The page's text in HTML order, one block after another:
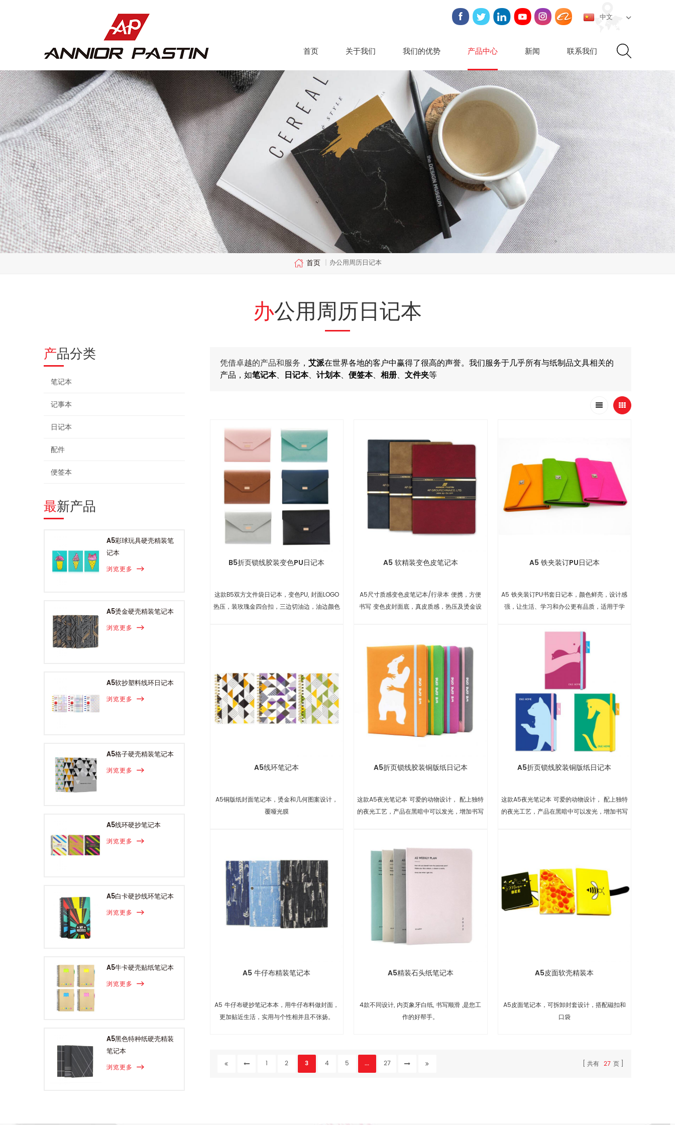
中文
首页 关于我们 我们的优势 产品中心 新闻 联系我们
首页 | 办公用周历日记本
办公用周历日记本
产品分类
笔记本
记事本
日记本
配件
便签本
最新产品
A5彩球玩具硬壳精装笔
记本
浏览更多
A5烫金硬壳精装笔记本
浏览更多
A5软抄塑料线环日记本
浏览更多
A5格子硬壳精装笔记本
浏览更多
A5线环硬抄笔记本
浏览更多
A5白卡硬抄线环笔记本
浏览更多
A5牛卡硬壳贴纸笔记本
浏览更多
A5黑色特种纸硬壳精装
笔记本
浏览更多
凭借卓越的产品和服务 ， 艾派在世界各地的客户中赢得了很高的声誉。我们服务于几乎所有与纸制品文具相关的
产品，如笔记本、 日记本、 计划本、 便签本、 相册、 文件夹等
B5折页锁线胶装变色PU日记本
这款B5双方文件袋日记本，变色PU, 封面LOGO
热压，装玫瑰金四合扣，三边切油边，油边颜色
A5 软精装变色皮笔记本
A5尺寸质感变色皮笔记本/行录本 便携，方便
书写 变色皮封面底，真皮质感，热压及烫金设
A5 铁夹装订PU日记本
A5 铁夹装订PU书套日记本，颜色鲜亮，设计感
强，让生活、学习和办公更有品质，适用于学
A5线环笔记本
A5铜版纸封面笔记本，烫金和几何图案设计，
覆哑光膜
A5折页锁线胶装铜版纸日记本
这款A5夜光笔记本 可爱的动物设计， 配上独特
的夜光工艺，产品在黑暗中可以发光，增加书写
A5折页锁线胶装铜版纸日记本
这款A5夜光笔记本 可爱的动物设计， 配上独特
的夜光工艺，产品在黑暗中可以发光，增加书写
A5 牛仔布精装笔记本
A5 牛仔布硬抄笔记本本，用牛仔布料做封面，
更加贴近生活，实用与个性相并且不张扬。
A5精装石头纸笔记本
4款不同设计, 内页象牙白纸, 书写顺滑 ,是您工
作的好帮手。
A5皮面软壳精装本
A5皮面笔记本，可拆卸封套设计，搭配磁扣和
口袋
1 2 3 4 5 ... 27 共有 27 页